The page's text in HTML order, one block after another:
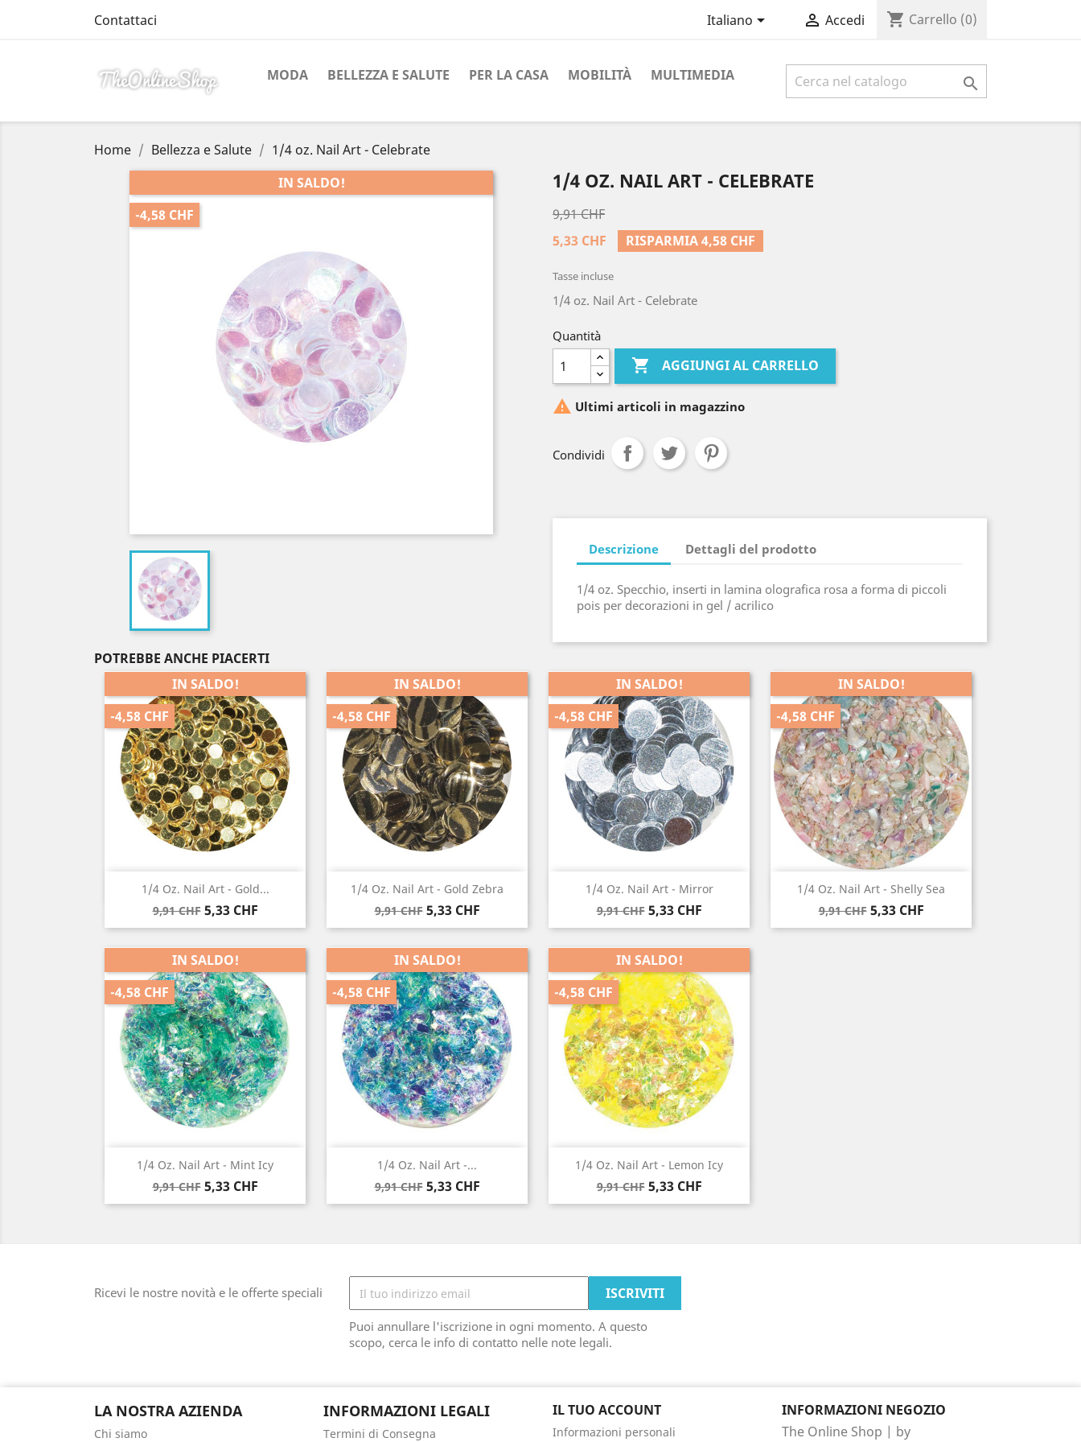
Contattaci Italiano  Accedi shopping_cart Carrello (0)
MODA BELLEZZA E SALUTE PER LA CASA MOBILITÀ MULTIMEDIA 
Home Bellezza e Salute
1/4 oz. Nail Art - Celebrate
IN SALDO!
-4,58 CHF
1/4 OZ. NAIL ART - CELEBRATE
9,91 CHF
5,33 CHF
RISPARMIA 4,58 CHF
Tasse incluse
1/4 oz. Nail Art - Celebrate
Quantità
 AGGIUNGI AL CARRELLO
 Ultimi articoli in magazzino
Condividi
Descrizione Dettagli del prodotto
1/4 oz. Specchio, inserti in lamina olografica rosa a forma di piccoli
pois per decorazioni in gel / acrilico
POTREBBE ANCHE PIACERTI
1/4 Oz. Nail Art - Gold...
Prezzo
base
9,91 CHF Prezzo
5,33 CHF
IN SALDO!
-4,58 CHF
 Anteprima 1/4 Oz. Nail Art - Gold Zebra
Prezzo
base
9,91 CHF Prezzo
5,33 CHF
IN SALDO!
-4,58 CHF
Anteprima 1/4 Oz. Nail Art - Mirror
Prezzo
base
9,91 CHF Prezzo
5,33 CHF
IN SALDO!
-4,58 CHF
 Anteprima 1/4 Oz. Nail Art - Shelly Sea
Prezzo
base
9,91 CHF Prezzo
5,33 CHF
IN SALDO!
-4,58 CHF
Anteprima
1/4 Oz. Nail Art - Mint Icy
Prezzo
base
9,91 CHF Prezzo
5,33 CHF
IN SALDO!
-4,58 CHF
Anteprima 1/4 Oz. Nail Art -...
Prezzo
base
9,91 CHF Prezzo
5,33 CHF
IN SALDO!
-4,58 CHF
Anteprima 1/4 Oz. Nail Art - Lemon Icy
Prezzo
base
9,91 CHF Prezzo
5,33 CHF
IN SALDO!
-4,58 CHF
Anteprima
Ricevi le nostre novità e le offerte speciali
Puoi annullare l'iscrizione in ogni momento. A questo
scopo, cerca le info di contatto nelle note legali.
LA NOSTRA AZIENDA
Chi siamo
INFORMAZIONI LEGALI
Termini di Consegna
IL TUO ACCOUNT
Informazioni personali
INFORMAZIONI NEGOZIO
The Online Shop | by